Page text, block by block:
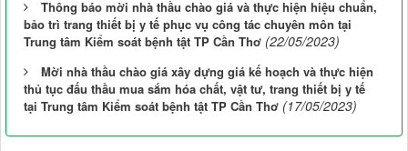
Thông báo mời nhà thầu chào giá và thực hiện hiệu chuẩn,
bảo trì trang thiết bị y tế phục vụ công tác chuyên môn tại
Trung tâm Kiểm soát bệnh tật TP Cần Thơ (22/05/2023)
Mời nhà thầu chào giá xây dựng giá kế hoạch và thực hiện
thủ tục đấu thầu mua sắm hóa chất, vật tư, trang thiết bị y tế
tại Trung tâm Kiểm soát bệnh tật TP Cần Thơ (17/05/2023)